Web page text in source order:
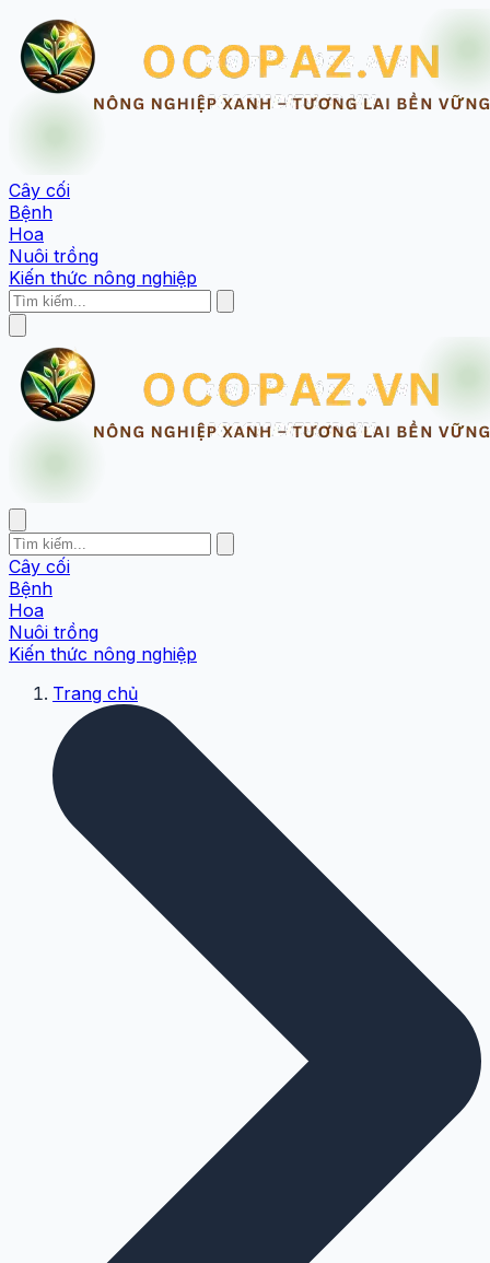
Cây cối
Bệnh
Hoa
Nuôi trồng
Kiến thức nông nghiệp
Cây cối
Bệnh
Hoa
Nuôi trồng
Kiến thức nông nghiệp
Trang chủ